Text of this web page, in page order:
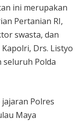
ini merupakan
Pertanian RI,
swasta, dan
Drs. Listyo
seluruh Polda
Polres
Maya